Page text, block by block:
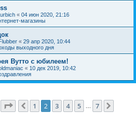
« 04 июн 2020, 21:16
магазины
« 29 апр 2020, 10:44
выходного дня
Вутто с юбилеем!
« 10 дек 2019, 10:42
Страница2 из
Пред.
1 2 3 4 5 7